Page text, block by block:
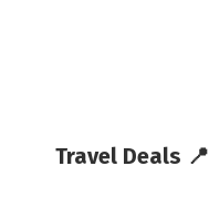
Travel Deals 📍